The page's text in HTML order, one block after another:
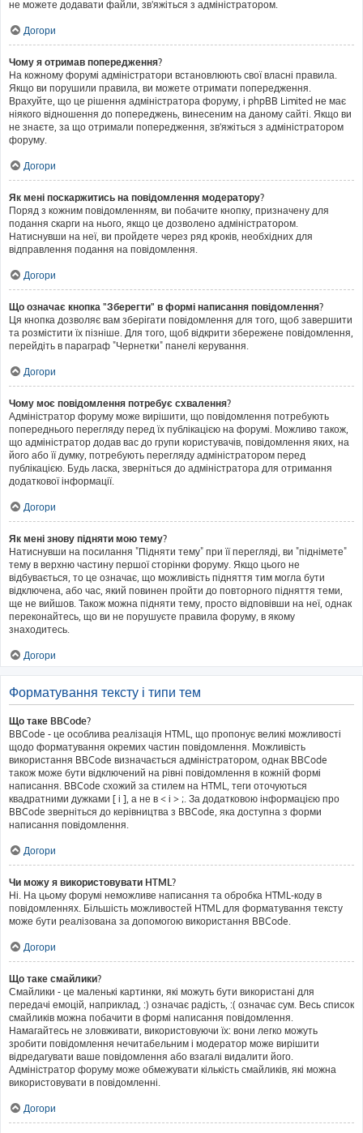
не можете додавати файли, зв'яжіться з адміністратором.
Догори
Чому я отримав попередження?
На кожному форумі адміністратори встановлюють свої власні правила.
Якщо ви порушили правила, ви можете отримати попередження.
Врахуйте, що це рішення адміністратора форуму, і phpBB Limited не має
ніякого відношення до попереджень, винесеним на даному сайті. Якщо ви
не знаєте, за що отримали попередження, зв'яжіться з адміністратором
форуму.
Догори
Як мені поскаржитись на повідомлення модератору?
Поряд з кожним повідомленням, ви побачите кнопку, призначену для
подання скарги на нього, якщо це дозволено адміністратором.
Натиснувши на неї, ви пройдете через ряд кроків, необхідних для
відправлення подання на повідомлення.
Догори
Що означає кнопка "Зберегти" в формі написання повідомлення?
Ця кнопка дозволяє вам зберігати повідомлення для того, щоб завершити
та розмістити їх пізніше. Для того, щоб відкрити збережене повідомлення,
перейдіть в параграф "Чернетки" панелі керування.
Догори
Чому моє повідомлення потребує схвалення?
Адміністратор форуму може вирішити, що повідомлення потребують
попереднього перегляду перед їх публікацією на форумі. Можливо також,
що адміністратор додав вас до групи користувачів, повідомлення яких, на
його або її думку, потребують перегляду адміністратором перед
публікацією. Будь ласка, зверніться до адміністратора для отримання
додаткової інформації.
Догори
Як мені знову підняти мою тему?
Натиснувши на посилання "Підняти тему" при її перегляді, ви "піднімете"
тему в верхню частину першої сторінки форуму. Якщо цього не
відбувається, то це означає, що можливість підняття тим могла бути
відключена, або час, який повинен пройти до повторного підняття теми,
ще не вийшов. Також можна підняти тему, просто відповівши на неї, однак
переконайтесь, що ви не порушуєте правила форуму, в якому
знаходитесь.
Догори
Форматування тексту і типи тем
Що таке BBCode?
BBCode - це особлива реалізація HTML, що пропонує великі можливості
щодо форматування окремих частин повідомлення. Можливість
використання BBCode визначається адміністратором, однак BBCode
також може бути відключений на рівні повідомлення в кожній формі
написання. BBCode схожий за стилем на HTML, теги оточуються
квадратними дужками [ і ], а не в < і > ;. За додатковою інформацією про
BBCode зверніться до керівництва з BBCode, яка доступна з форми
написання повідомлення.
Догори
Чи можу я використовувати HTML?
Ні. На цьому форумі неможливе написання та обробка HTML-коду в
повідомленнях. Більшість можливостей HTML для форматування тексту
може бути реалізована за допомогою використання BBCode.
Догори
Що таке смайлики?
Смайлики - це маленькі картинки, які можуть бути використані для
передачі емоцій, наприклад, :) означає радість, :( означає сум. Весь список
смайликів можна побачити в формі написання повідомлення.
Намагайтесь не зловживати, використовуючи їх: вони легко можуть
зробити повідомлення нечитабельним і модератор може вирішити
відредагувати ваше повідомлення або взагалі видалити його.
Адміністратор форуму може обмежувати кількість смайликів, які можна
використовувати в повідомленні.
Догори